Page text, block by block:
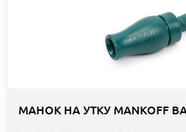
МАНОК НА УТКУ MANKOFF